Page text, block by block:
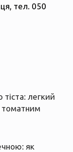
тел. 050
тіста: легкий
томатним
як